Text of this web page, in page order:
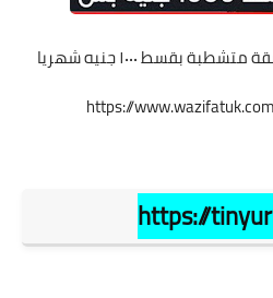
https://
https://